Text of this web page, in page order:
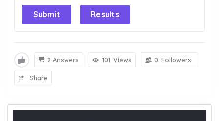
Submit Results
2 Answers 101 Views 0 Followers
Share